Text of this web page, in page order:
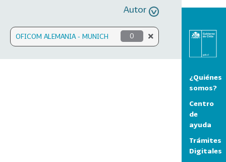
Autor
OFICOM ALEMANIA - MUNICH 0
¿Quiénes
somos?
Centro
de
ayuda
Trámites
Digitales